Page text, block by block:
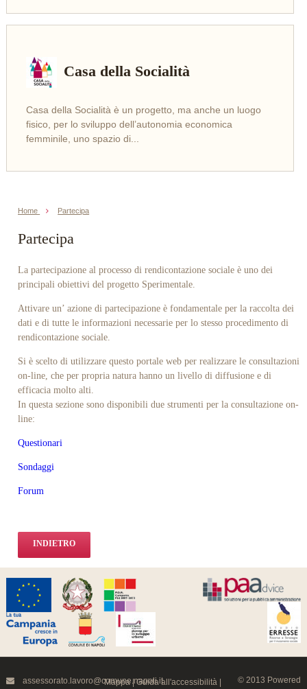
Casa della Socialità
Casa della Socialità è un progetto, ma anche un luogo
fisico, per lo sviluppo dell’autonomia economica
femminile, uno spazio di...
LEGGI
Home Partecipa
Partecipa
La partecipazione al processo di rendicontazione sociale è uno dei
principali obiettivi del progetto Sperimentale.
Attivare un’ azione di partecipazione è fondamentale per la raccolta dei
dati e di tutte le informazioni necessarie per lo stesso procedimento di
rendicontazione sociale.
Si è scelto di utilizzare questo portale web per realizzare le consultazioni
on-line, che per propria natura hanno un livello di diffusione e di
efficacia molto alti.
In questa sezione sono disponibili due strumenti per la consultazione on-
line:
Questionari
Sondaggi
Forum
INDIETRO
assessorato.lavoro@comune.napoli.it
Mappa|Guida all'accessibilità |
© 2013 Powered